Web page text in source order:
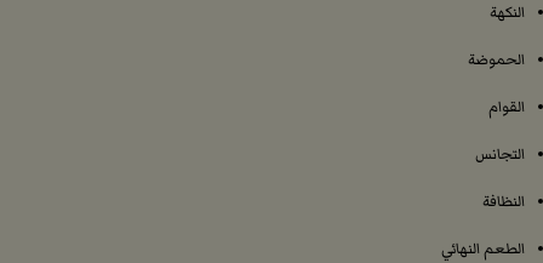
النكهة
الحموضة
القوام
التجانس
النظافة
الطعم النهائي